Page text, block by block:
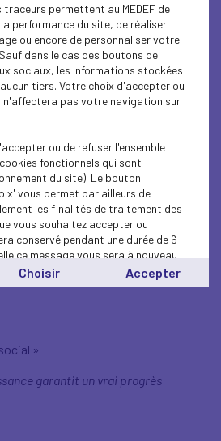
rien »
»
celui de l’entreprise.
»
garantit un vrai progrès
permettent au MEDEF de
performance du site, de réaliser
ou encore de personnaliser votre
dans le cas des boutons de
sociaux, les informations stockées
tiers. Votre choix d'accepter ou
n'affectera pas votre navigation sur
ou de refuser l'ensemble
fonctionnels qui sont
du site). Le bouton
vous permet par ailleurs de
les finalités de traitement des
vous souhaitez accepter ou
conservé pendant une durée de 6
ce message vous sera à nouveau
choix à tout moment en
Choisir Accepter